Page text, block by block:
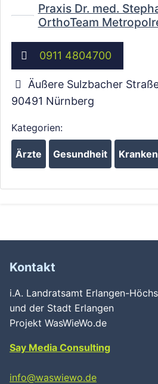
Praxis Dr. med.
OrthoTeam
0911 4804700
Äußere Sulzbacher
90491 Nürnberg
Kategorien:
Ärzte Gesundheit
Kontakt
i.A. Landratsamt Erlangen-
und der Stadt Erlangen
Projekt WasWieWo.de
Say Media Consulting
info@waswiewo.de